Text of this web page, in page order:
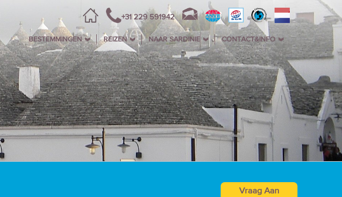
+31 229 591942
BESTEMMINGEN REIZEN NAAR SARDINIE CONTACT&INFO
Vraag Aan